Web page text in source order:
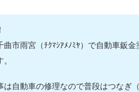
曲市雨宮（ﾁｸﾏｼｱﾒﾉﾐﾔ）で自動車鈑
は自動車の修理なので普段はつなぎ